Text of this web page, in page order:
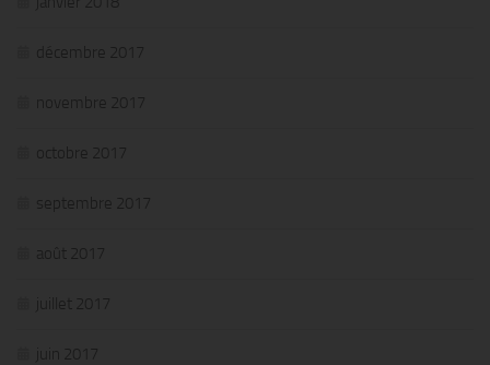
décembre 2017
novembre 2017
octobre 2017
septembre 2017
août 2017
juillet 2017
juin 2017